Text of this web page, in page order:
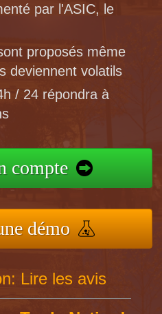
par l'ASIC, le
proposés même
deviennent volatils
/ 24 répondra à
compte
démo
Lire les avis